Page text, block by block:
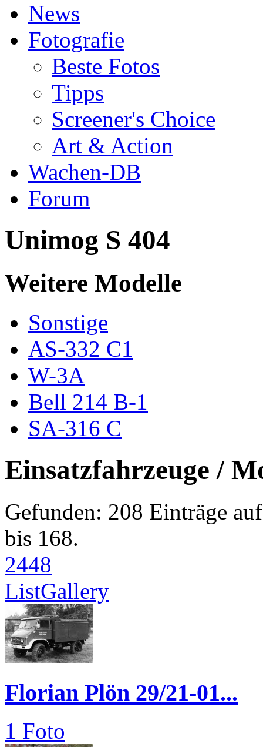
News
Fotografie
Beste Fotos
Tipps
Screener's Choice
Art & Action
Wachen-DB
Forum
Unimog S 404
Weitere Modelle
Sonstige
AS-332 C1
W-3A
Bell 214 B-1
SA-316 C
Einsatzfahrzeuge /
Gefunden: 208 Einträge
bis 168.
2448
ListGallery
Florian Plön 29/21-01...
1 Foto